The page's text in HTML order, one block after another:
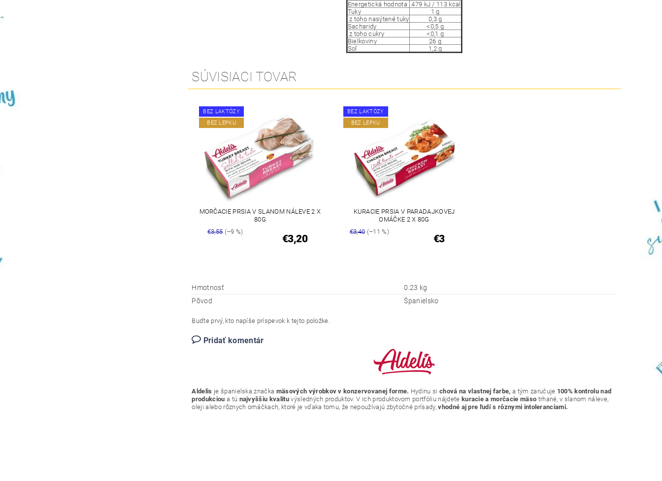
Energetická hodnota 479 kJ / 113 kcal
Tuky
1 g
z toho nasýtené tuky
0,3 g
Sacharidy
<0,5 g
z toho cukry
<0,1 g
Bielkoviny
26 g
Soľ
1,2 g
SÚVISIACI TOVAR
BEZ LAKTÓZY
BEZ LEPKU
MORČACIE PRSIA V SLANOM NÁLEVE 2 X
80G
€3,55(–9 %)
€3,20
BEZ LAKTÓZY
BEZ LEPKU
KURACIE PRSIA V PARADAJKOVEJ
OMÁČKE 2 X 80G
€3,40(–11 %)
€3
Hmotnosť
0.23 kg
Pôvod
Španielsko
Buďte prvý, kto napíše príspevok k tejto položke.
Pridať komentár
Aldelis je španielska značka mäsových výrobkov v konzervovanej forme. Hydinu sichová na vlastnej farbe,a tým zaručuje 100% kontrolu nad
produkciou a tú najvyššiu kvalituvýsledných produktov. V ich produktovom portfóliu nájdete kuracie a morčacie mäso trhané, v slanom náleve,
oleji alebo rôznych omáčkach, ktoré je vďaka tomu, že nepoužívajú zbytočné prísady,vhodné aj pre ľudí s rôznymi intoleranciami.